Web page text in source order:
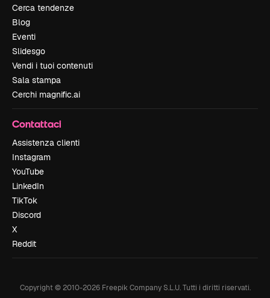
Cerca tendenze
Blog
Eventi
Slidesgo
Vendi i tuoi contenuti
Sala stampa
Cerchi magnific.ai
Contattaci
Assistenza clienti
Instagram
YouTube
LinkedIn
TikTok
Discord
X
Reddit
Copyright © 2010-2026Freepik Company S.L.U. Tutti i diritti riservati.